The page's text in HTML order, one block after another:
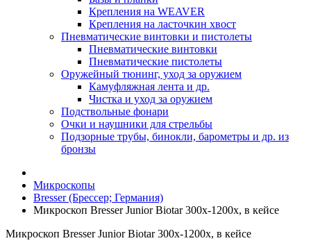
Крепления на WEAVER
Крепления на ласточкин хвост
Пневматические винтовки и пистолеты
Пневматические винтовки
Пневматические пистолеты
Оружейный тюнинг, уход за оружием
Камуфляжная лента и др.
Чистка и уход за оружием
Подствольные фонари
Очки и наушники для стрельбы
Подзорные трубы, бинокли, барометры и др. из
бронзы
Микроскопы
Bresser (Брессер; Германия)
Микроскоп Bresser Junior Biotar 300x-1200x, в кейсе
Микроскоп Bresser Junior Biotar 300x-1200x, в кейсе